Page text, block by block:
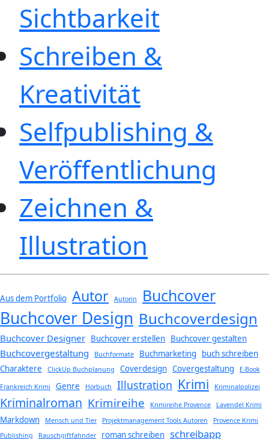
Sichtbarkeit
Schreiben &
Kreativität
Selfpublishing &
Veröffentlichung
Zeichnen &
Illustration
Aus dem Portfolio Autor Autorin Buchcover
Buchcover Design Buchcoverdesign
Buchcover Designer Buchcover erstellen Buchcover gestalten
Buchcovergestaltung Buchformate Buchmarketing
buch schreiben
Charaktere
ClickUp Buchplanung Coverdesign Covergestaltung E-Book
Frankreich Krimi Genre Hörbuch Illustration Krimi Kriminalpolizei
Kriminalroman Krimireihe Krimireihe Provence Lavendel Krimi
Markdown Mensch und Tier Projektmanagement Tools Autoren
Provence Krimi
Publishing
Rauschgiftfahnder roman schreiben schreibapp